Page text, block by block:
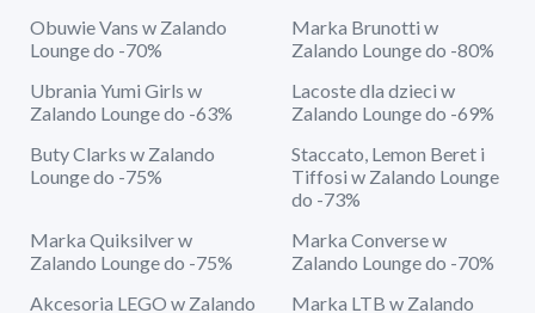
Obuwie Vans w Zalando
Lounge do -70%
Marka Brunotti w
Zalando Lounge do -80%
Ubrania Yumi Girls w
Zalando Lounge do -63%
Lacoste dla dzieci w
Zalando Lounge do -69%
Buty Clarks w Zalando
Lounge do -75%
Staccato, Lemon Beret i
Tiffosi w Zalando Lounge
do -73%
Marka Quiksilver w
Zalando Lounge do -75%
Marka Converse w
Zalando Lounge do -70%
Akcesoria LEGO w Zalando
Marka LTB w Zalando